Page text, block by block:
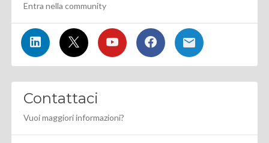
Entra nella community
Contattaci
Vuoi maggiori informazioni?